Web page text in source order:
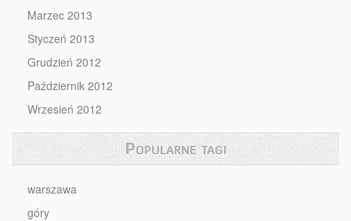
Marzec 2013
Styczeń 2013
Grudzień 2012
Październik 2012
Wrzesień 2012
Popularne tagi
warszawa
góry